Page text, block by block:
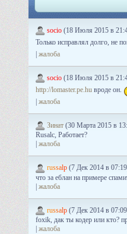
socio (18 Июля 2015 в
Только исправлял долго, не
| жалоба
socio (18 Июля 2015 в
http://lomaster.pe.hu вроде он.
жалоба
Зинат (30 Марта 2015 в
Rusalc, Работает?
жалоба
russalp (7 Дек 2014 в
что за еблан на примере
| жалоба
russalp (7 Дек 2014 в
foxik, дак ты кодер или кто?
| жалоба